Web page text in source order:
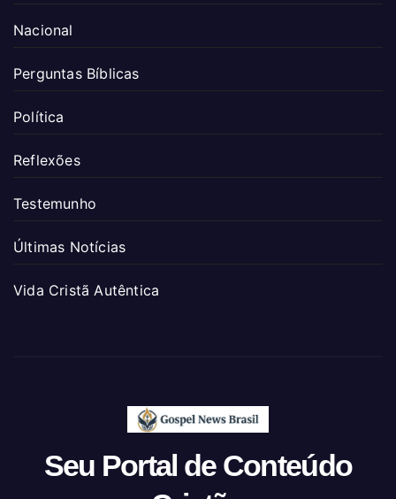
Nacional
Perguntas Bíblicas
Política
Reflexões
Testemunho
Últimas Notícias
Vida Cristã Autêntica
Seu Portal de Conteúdo